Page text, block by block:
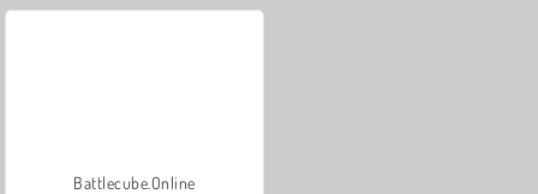
Battlecube.Online